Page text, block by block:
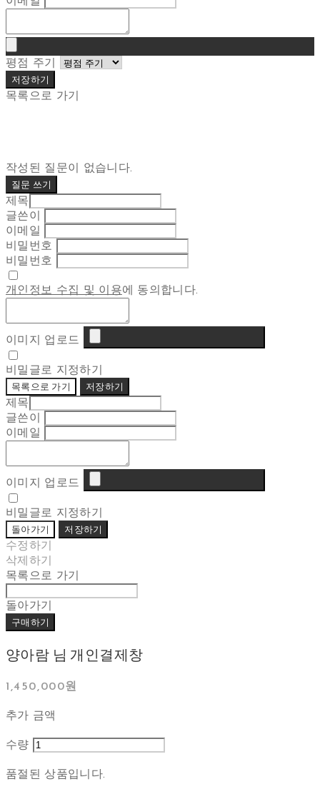
평점 주기
저장하기
목록으로 가기
작성된 질문이 없습니다.
질문 쓰기
제목
글쓴이
이메일
비밀번호
비밀번호
개인정보 수집 및 이용에 동의합니다.
이미지 업로드
비밀글로 지정하기
목록으로 가기 저장하기
제목
글쓴이
이메일
이미지 업로드
비밀글로 지정하기
돌아가기 저장하기
수정하기
삭제하기
목록으로 가기
돌아가기
구매하기
양아람 님 개인결제창
1,450,000원
추가 금액
수량
품절된 상품입니다.